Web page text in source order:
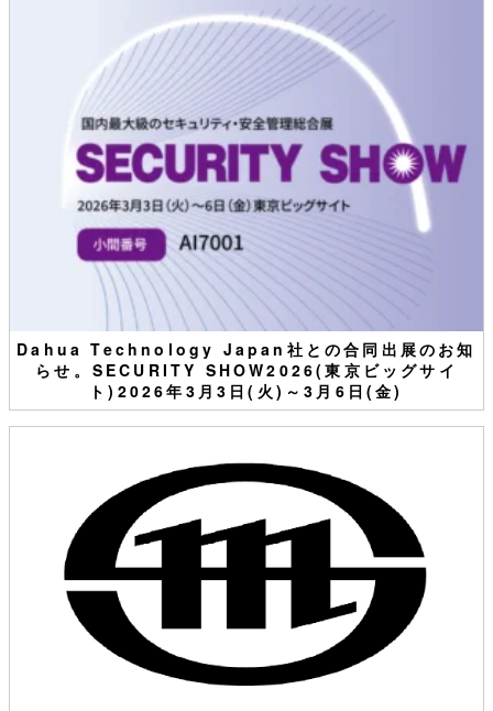
Dahua Technology Japan社との合同出展のお知
らせ。SECURITY SHOW2026(東京ビッグサイ
ト)2026年3月3日(火)～3月6日(金)